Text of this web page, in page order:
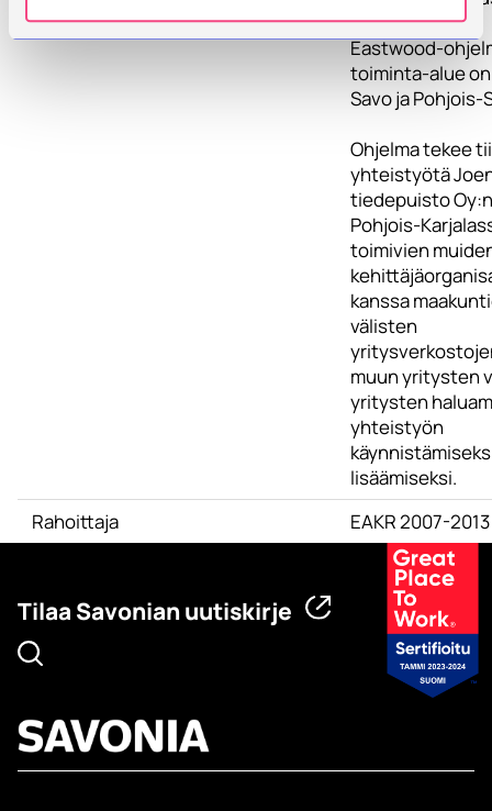
Miktech Oy.
Eastwood-
toiminta-alue
Savo ja Pohjois-
Ohjelma tekee
yhteistyötä
tiedepuisto
Pohjois-
toimivien
kanssa
välisten
muun yritysten
yritysten
yhteistyön
lisäämiseksi.
Rahoittaja
EAKR 2007-2013
Tilaa Savonian uutiskirje